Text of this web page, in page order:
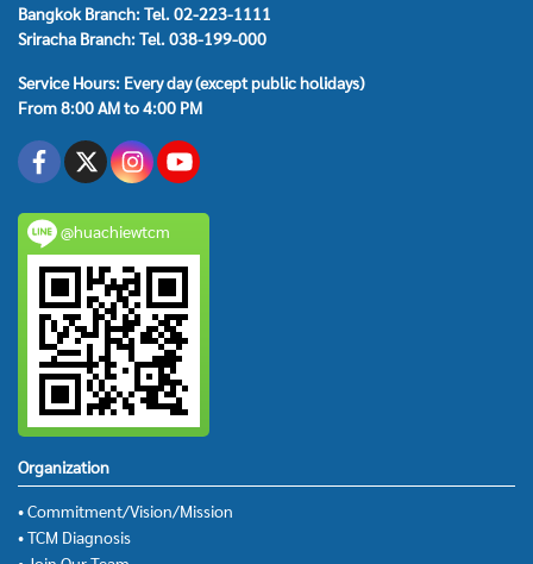
Bangkok Branch: Tel. 02-223-1111
Sriracha Branch: Tel. 038-199-000
Service Hours: Every day (except public holidays)
From 8:00 AM to 4:00 PM
@huachiewtcm
Organization
• Commitment/Vision/Mission
• TCM Diagnosis